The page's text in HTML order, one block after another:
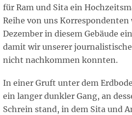
für Ram und Sita ein
Reihe von uns Korrespondenten
Dezember in diesem Gebäude
damit wir unserer
nicht nachkommen konnten.
In einer Gruft unter dem
ein langer dunkler Gang, an
Schrein stand, in dem Sita und